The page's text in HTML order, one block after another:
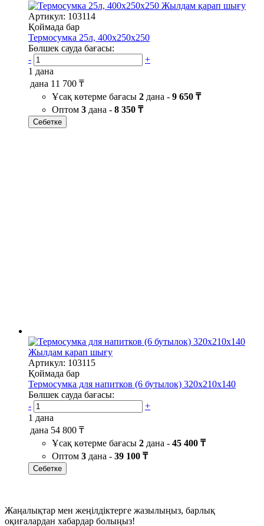
Жылдам қарап шығу
Артикул: 103114
Қоймада бар
Термосумка 25л, 400х250х250
Бөлшек сауда бағасы:
-
+
1 дана
дана 11 700 ₸
Ұсақ көтерме бағасы 2 дана - 9 650 ₸
Оптом 3 дана - 8 350 ₸
Себетке
Жылдам қарап шығу
Артикул: 103115
Қоймада бар
Термосумка для напитков (6 бутылок) 320х210х140
Бөлшек сауда бағасы:
-
+
1 дана
дана 54 800 ₸
Ұсақ көтерме бағасы 2 дана - 45 400 ₸
Оптом 3 дана - 39 100 ₸
Себетке
Жаңалықтар мен жеңілдіктерге жазылыңыз, барлық
оқиғалардан хабардар болыңыз!